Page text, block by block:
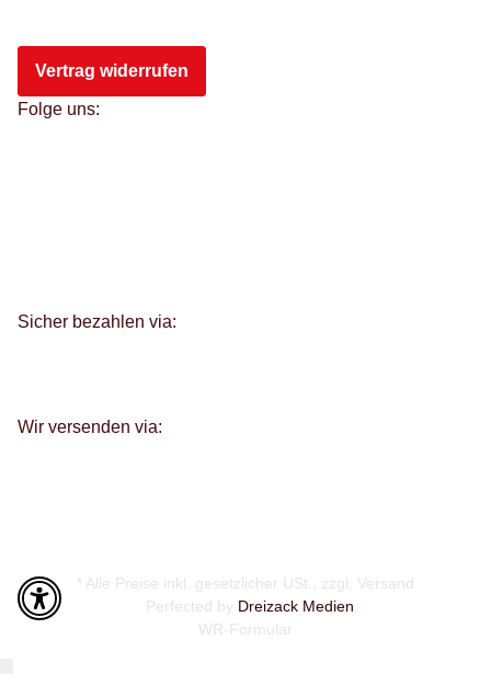
Vertrag widerrufen
Folge uns:
Sicher bezahlen via:
Wir versenden via:
* Alle Preise inkl. gesetzlicher USt., zzgl. Versand
Perfected by Dreizack Medien
WR-Formular